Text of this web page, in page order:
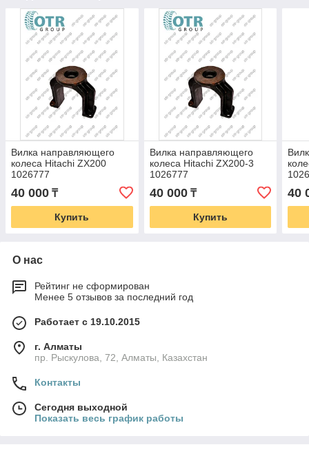
Вилка направляющего
колеса Hitachi ZX200
1026777
40 000 ₸
Купить
Вилка направляющего
колеса Hitachi ZX200-3
1026777
40 000₸
Купить
40
О нас
Рейтинг не сформирован
Менее 5 отзывов за последний год
Работает с 19.10.2015
г. Алматы
пр. Рыскулова, 72, Алматы, Казахстан
Контакты
Сегодня выходной
Показать весь график работы